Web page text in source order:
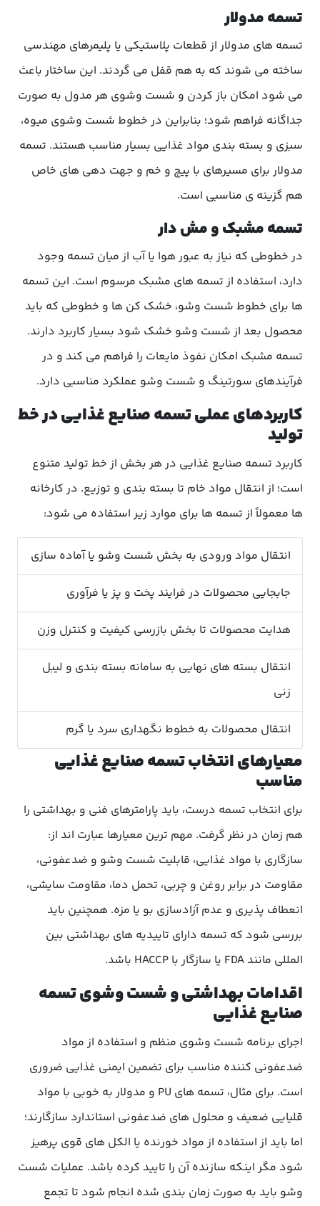
تسمه مدولار
تسمه های مدولار از قطعات پلاستیکی یا پلیمرهای مهندسی
ساخته می شوند که به هم قفل می گردند. این ساختار باعث
می شود امکان باز کردن و شست وشوی هر مدول به صورت
جداگانه فراهم شود؛ بنابراین در خطوط شست وشوی میوه،
سبزی و بسته بندی مواد غذایی بسیار مناسب هستند. تسمه
مدولار برای مسیرهای با پیچ و خم و جهت دهی های خاص
هم گزینه ی مناسبی است.
تسمه مشبک و مش دار
در خطوطی که نیاز به عبور هوا یا آب از میان تسمه وجود
دارد، استفاده از تسمه های مشبک مرسوم است. این تسمه
ها برای خطوط شست وشو، خشک کن ها و خطوطی که باید
محصول بعد از شست وشو خشک شود بسیار کاربرد دارند.
تسمه مشبک امکان نفوذ مایعات را فراهم می کند و در
فرآیندهای سورتینگ و شست وشو عملکرد مناسبی دارد.
کاربردهای عملی تسمه صنایع غذایی در خط
تولید
کاربرد تسمه صنایع غذایی در هر بخش از خط تولید متنوع
است؛ از انتقال مواد خام تا بسته بندی و توزیع. در کارخانه
ها معمولاً از تسمه ها برای موارد زیر استفاده می شود:
انتقال مواد ورودی به بخش شست وشو یا آماده سازی
جابجایی محصولات در فرایند پخت و پز یا فرآوری
هدایت محصولات تا بخش بازرسی کیفیت و کنترل وزن
انتقال بسته های نهایی به سامانه بسته بندی و لیبل
زنی
انتقال محصولات به خطوط نگهداری سرد یا گرم
معیارهای انتخاب تسمه صنایع غذایی
مناسب
برای انتخاب تسمه درست، باید پارامترهای فنی و بهداشتی را
هم زمان در نظر گرفت. مهم ترین معیارها عبارت اند از:
سازگاری با مواد غذایی، قابلیت شست وشو و ضدعفونی،
مقاومت در برابر روغن و چربی، تحمل دما، مقاومت سایشی،
انعطاف پذیری و عدم آزادسازی بو یا مزه. همچنین باید
بررسی شود که تسمه دارای تاییدیه های بهداشتی بین
المللی مانند FDA یا سازگار با HACCP باشد.
اقدامات بهداشتی و شست وشوی تسمه
صنایع غذایی
اجرای برنامه شست وشوی منظم و استفاده از مواد
ضدعفونی کننده مناسب برای تضمین ایمنی غذایی ضروری
است. برای مثال، تسمه های PU و مدولار به خوبی با مواد
قلیایی ضعیف و محلول های ضدعفونی استاندارد سازگارند؛
اما باید از استفاده از مواد خورنده یا الکل های قوی پرهیز
شود مگر اینکه سازنده آن را تایید کرده باشد. عملیات شست
وشو باید به صورت زمان بندی شده انجام شود تا تجمع